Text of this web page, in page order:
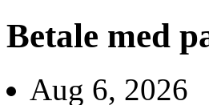
Betale med
Aug 6, 2026